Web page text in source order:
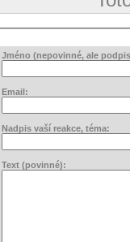
Jméno (nepovinné, ale
Email:
Nadpis vaší reakce, téma:
Text (povinné):